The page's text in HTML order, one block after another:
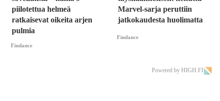
piilotettua helmeä
ratkaisevat oikeita arjen
pulmia
Findance
Marvel-sarja peruttiin
jatkokaudesta huolimatta
Findance
Powered by HIGH.FI